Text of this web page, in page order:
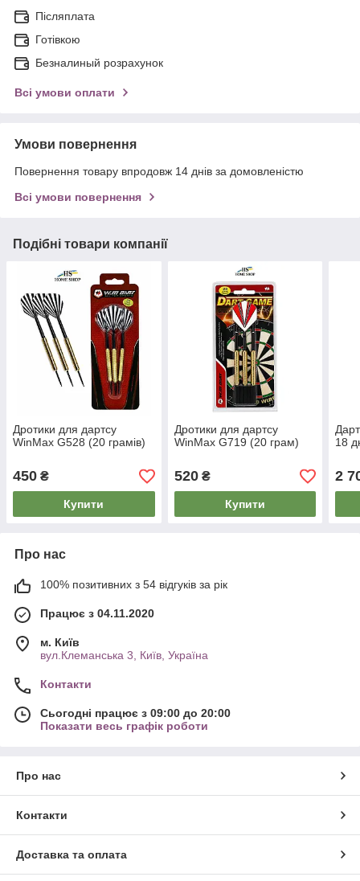
Післяплата
Готівкою
Безналиный розрахунок
Всі умови оплати
Умови повернення
Повернення товару впродовж 14 днів за домовленістю
Всі умови повернення
Подібні товари компанії
Дротики для дартсу
WinMax G528 (20 грамів)
450 ₴
Купити
Дротики для дартсу
WinMax G719 (20 грам)
520₴
Купити
18
2
Про нас
100% позитивних з 54 відгуків за рік
Працює з 04.11.2020
м. Київ
вул.Клеманська 3, Київ, Україна
Контакти
Сьогодні працює з 09:00 до 20:00
Показати весь графік роботи
Про нас
Контакти
Доставка та оплата